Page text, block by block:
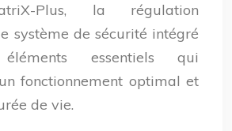
Plus, la régulation
système de sécurité intégré
essentiels qui
fonctionnement optimal et
de vie.